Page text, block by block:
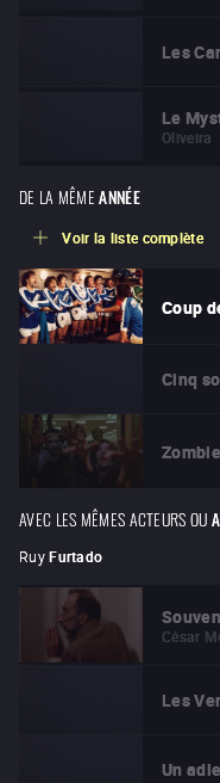
Les
Le
Oliveira
DE LA MÊME ANNÉE
Voir la liste complète
Coup
Cinq
Zombie
AVEC LES MÊMES ACTEURS OU
Ruy Furtado
César
Les
Un